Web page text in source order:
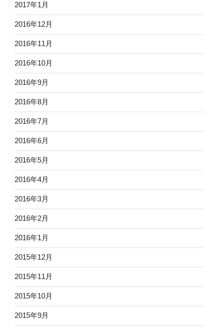
2017年1月
2016年12月
2016年11月
2016年10月
2016年9月
2016年8月
2016年7月
2016年6月
2016年5月
2016年4月
2016年3月
2016年2月
2016年1月
2015年12月
2015年11月
2015年10月
2015年9月